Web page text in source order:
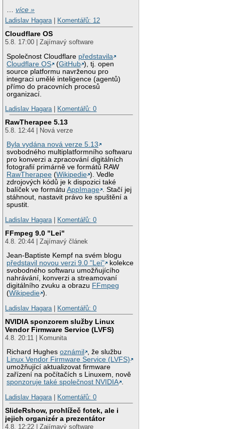
…více »
Ladislav Hagara| Komentářů: 12
Cloudflare OS
5.8. 17:00 | Zajímavý software
Společnost Cloudflare představila
Cloudflare OS
(GitHub ), tj. open
source platformu navrženou pro
integraci umělé inteligence (agentů)
přímo do pracovních procesů
organizací.
Ladislav Hagara| Komentářů: 0
RawTherapee 5.13
5.8. 12:44 | Nová verze
Byla vydána nová verze 5.13
svobodného multiplatformního softwaru
pro konverzi a zpracování digitálních
fotografií primárně ve formátů RAW
RawTherapee (Wikipedie ). Vedle
zdrojových kódů je k dispozici také
balíček ve formátuAppImage . Stačí jej
stáhnout, nastavit právo ke spuštění a
spustit.
Ladislav Hagara| Komentářů: 0
FFmpeg 9.0 "Lei"
4.8. 20:44 | Zajímavý článek
Jean-Baptiste Kempf na svém blogu
představil novou verzi 9.0 "Lei"
kolekce
svobodného softwaru umožňujícího
nahrávání, konverzi a streamovaní
digitálního zvuku a obrazu FFmpeg
(Wikipedie ).
Ladislav Hagara| Komentářů: 0
NVIDIA sponzorem služby Linux
Vendor Firmware Service (LVFS)
4.8. 20:11 | Komunita
Richard Hughesoznámil
, že službu
Linux Vendor Firmware Service (LVFS)
umožňující aktualizovat firmware
zařízení na počítačích s Linuxem, nově
sponzoruje také společnost NVIDIA .
Ladislav Hagara| Komentářů: 0
SlideRshow, prohlížeč fotek, ale i
jejich organizér a prezentátor
4.8. 12:22 | Zajímavý software